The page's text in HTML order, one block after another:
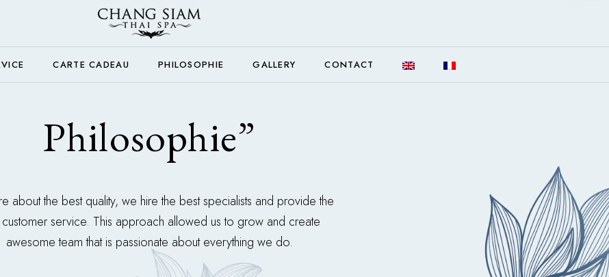
CARTE CADEAU PHILOSOPHIE GALLERY CONTACT
Philosophie”
about the best quality, we hire the best specialists and provide the
service. This approach allowed us to grow and create
awesome team that is passionate about everything we do.